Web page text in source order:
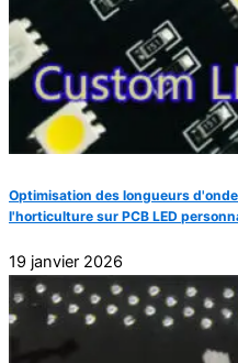
Optimisation des longueurs
l'horticulture sur PCB LED
19 janvier 2026